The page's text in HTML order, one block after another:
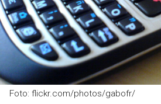
Foto: flickr.com/photos/gabofr/